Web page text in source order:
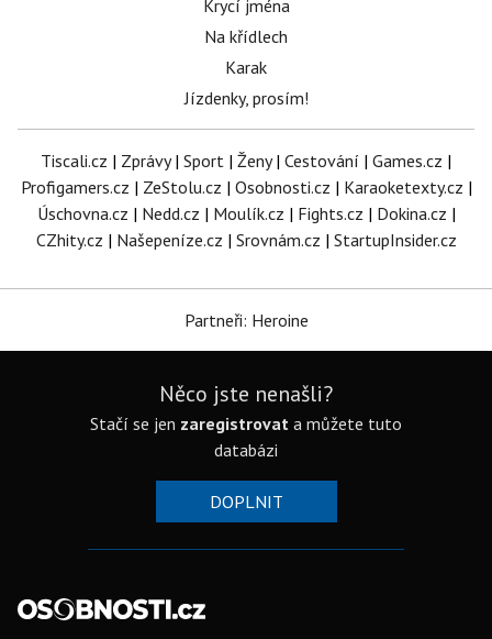
Krycí jména
Na křídlech
Karak
Jízdenky, prosím!
Tiscali.cz | Zprávy| Sport | Ženy| Cestování | Games.cz |
Profigamers.cz | ZeStolu.cz | Osobnosti.cz | Karaoketexty.cz |
Úschovna.cz | Nedd.cz | Moulík.cz | Fights.cz | Dokina.cz |
CZhity.cz | Našepeníze.cz | Srovnám.cz | StartupInsider.cz
Partneři: Heroine
Něco jste nenašli?
Stačí se jen zaregistrovat a můžete tuto
databázi
DOPLNIT